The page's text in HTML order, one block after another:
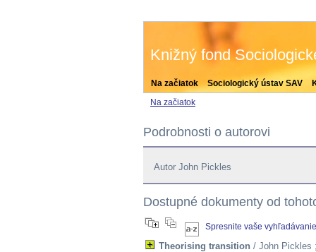
Na začiatok Sociologický ústav SAV
Knižný fond
Na začiatok
Podrobnosti o autorovi
Autor John Pickles
Dostupné dokumenty od
Spresnite vaše vyhľadávanie
Theorising transition / John Pickles